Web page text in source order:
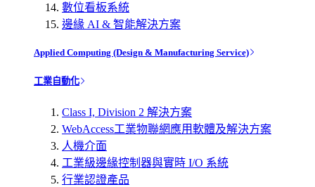
數位看板系統
邊緣 AI & 智能解決方案
Applied Computing (Design & Manufacturing Service)
工業自動化
Class I, Division 2 解決方案
WebAccess工業物聯網應用軟體及解決方案
人機介面
工業級邊緣控制器與實時 I/O 系統
行業認證產品